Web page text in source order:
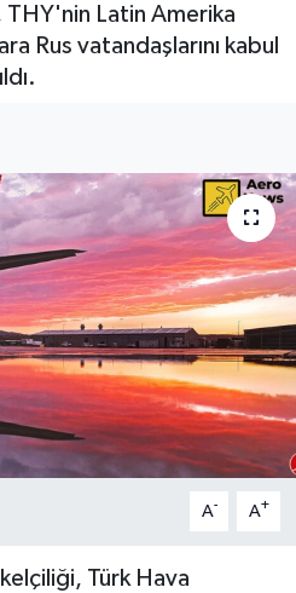
THY'nin Latin Amerika
Rus vatandaşlarını kabul
A- A+
Türk Hava